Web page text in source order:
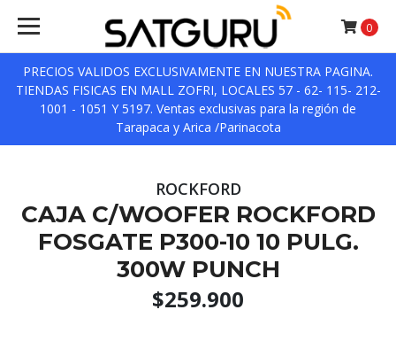
PRECIOS VALIDOS EXCLUSIVAMENTE EN NUESTRA PAGINA.
TIENDAS FISICAS EN MALL ZOFRI, LOCALES 57 - 62- 115- 212-
1001 - 1051 Y 5197. Ventas exclusivas para la región de
Tarapaca y Arica /Parinacota
0
ROCKFORD
CAJA C/WOOFER ROCKFORD
FOSGATE P300-10 10 PULG.
300W PUNCH
$259.900